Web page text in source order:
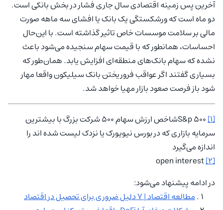
آخرین پس زمینه‌ اقتصادی سال جاری فشار در بخش بانکی است.
دو ماه است که ورشکستگی یک بانک یا افشای سه ماهه صورت
مالی بر سلامت موسسات خاص تاثیر گذاشته است. با این‌حال
احساسات، همانطور که با قیمت سهام سنجیده می‌شود باعث
نشده که سهام بانک‌های منطقه‌ای افزایش یابد. همان‌طور که
بسیاری گفتند اگر عواقب فروریختن بانک سیلیکون واقعا مهار
شود باز فرصت صعود بازار مهیا خواهد شد.
[1]
500 S&pشاخص ارزش سهام 500 شرکت بزرگ با بیشترین
سرمایه بازاری که در بورس نیویورک یا نزدک لیست شده اند را
اندازه می‌گیرد
[2]
در ادامه پیشنهاد می‌شود:
مطالعه اقتصاد | ۷ دلیل ضروری برای تحصیل در اقتصاد